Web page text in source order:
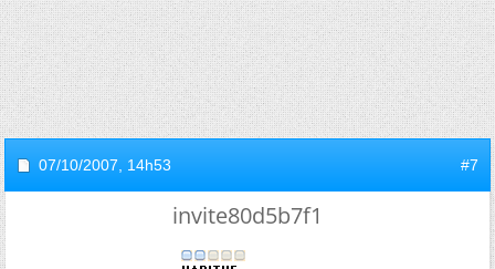
07/10/2007, 14h53 #7
invite80d5b7f1